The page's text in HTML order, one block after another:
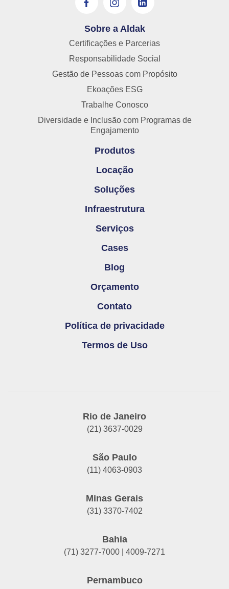
Sobre a Aldak
Certificações e Parcerias
Responsabilidade Social
Gestão de Pessoas com Propósito
Ekoações ESG
Trabalhe Conosco
Diversidade e Inclusão com Programas de
Engajamento
Produtos
Locação
Soluções
Infraestrutura
Serviços
Cases
Blog
Orçamento
Contato
Política de privacidade
Termos de Uso
Rio de Janeiro
(21) 3637-0029
São Paulo
(11) 4063-0903
Minas Gerais
(31) 3370-7402
Bahia
(71) 3277-7000 | 4009-7271
Pernambuco